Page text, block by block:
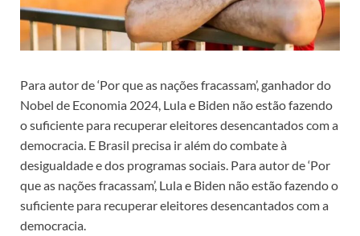
Para autor de ‘Por que as nações fracassam’, ganhador do
Nobel de Economia 2024, Lula e Biden não estão fazendo
o suficiente para recuperar eleitores desencantados com a
democracia. E Brasil precisa ir além do combate à
desigualdade e dos programas sociais. Para autor de ‘Por
que as nações fracassam’, Lula e Biden não estão fazendo o
suficiente para recuperar eleitores desencantados com a
democracia.